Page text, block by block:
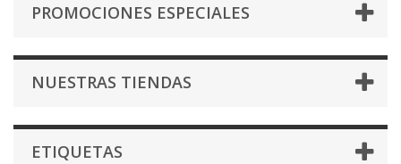
PROMOCIONES ESPECIALES
NUESTRAS TIENDAS
ETIQUETAS